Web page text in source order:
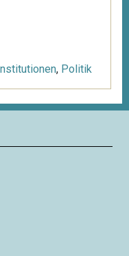
Institutionen, Politik